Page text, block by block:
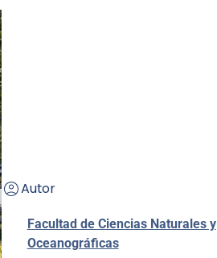
Autor
Facultad de Ciencias Naturales y
Oceanográficas